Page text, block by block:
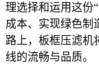
理选择和运用这份
成本、实现绿色制
路上，板框压滤机
线的流畅与品质。